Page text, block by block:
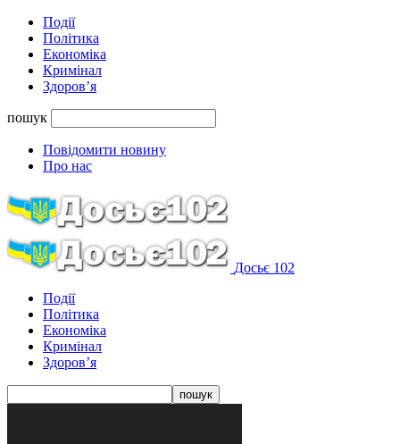
Події
Політика
Економіка
Кримінал
Здоров’я
пошук
Повідомити новину
Про нас
Досьє 102
Події
Політика
Економіка
Кримінал
Здоров’я